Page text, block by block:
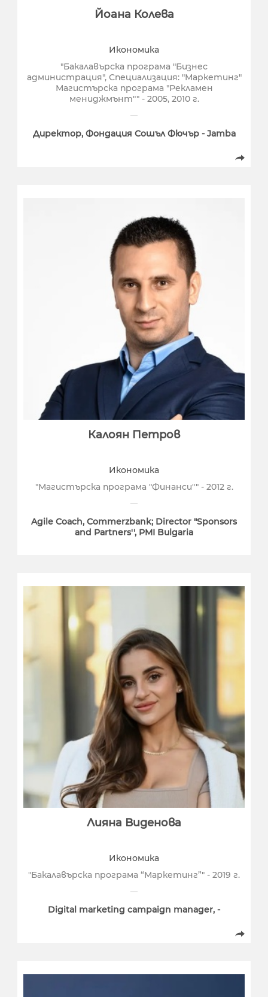

Йоана Колева
Икономика
"Бакалавърска програма "Бизнес
администрация", Специализация: "Маркетинг"
Магистърска програма "Рекламен
мениджмънт"" - 2005, 2010 г.
Директор, Фондация Сошъл Фючър - Jamba
Калоян Петров
Икономика
"Магистърска програма "Финанси"" - 2012 г.
Agile Coach, Commerzbank; Director "Sponsors
and Partners'', PMI Bulgaria

Лияна Виденова
Икономика
"Бакалавърска програма “Маркетинг”" - 2019 г.
Digital marketing campaign manager, -